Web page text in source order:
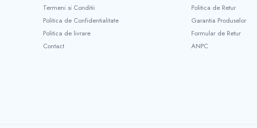
Termeni si Conditii
Politica de Confidentialitate
Politica de livrare
Contact
Politica de Retur
Garantia Produselor
Formular de Retur
ANPC